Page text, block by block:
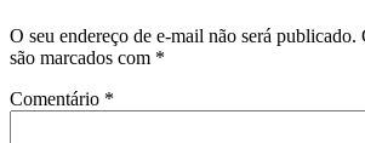
O seu endereço de e-mail não será publicado.
são marcados com *
Comentário *